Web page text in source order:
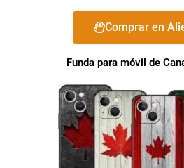
Comprar en
Funda para móvil de